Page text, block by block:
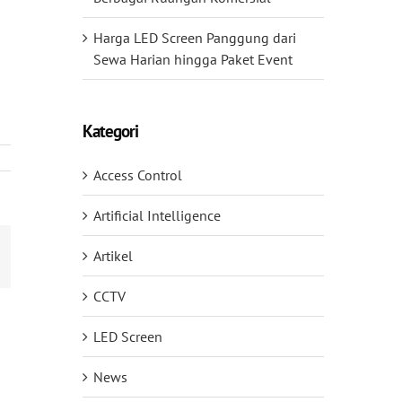
Harga LED Screen Panggung dari
Sewa Harian hingga Paket Event
Kategori
Access Control
Artificial Intelligence
Artikel
CCTV
LED Screen
News